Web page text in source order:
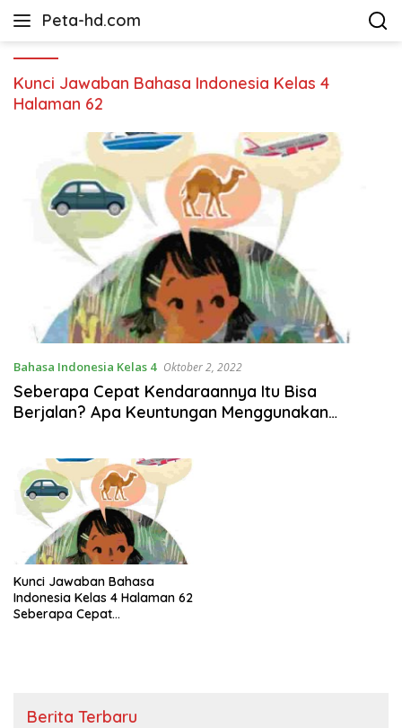
Peta-hd.com
Kumpulan
HD
Kunci Jawaban Bahasa Indonesia Kelas 4
Halaman 62
Bahasa Indonesia Kelas 4 Oktober 2, 2022
Seberapa Cepat Kendaraannya Itu Bisa
Berjalan? Apa Keuntungan Menggunakan
Kunci Jawaban Bahasa
Indonesia Kelas 4 Halaman 62
Seberapa Cepat
Berita Terbaru